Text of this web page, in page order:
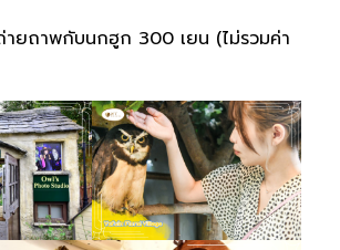
ายถาพกับนกฮูก 300 เยน (ไม่รวมค่า